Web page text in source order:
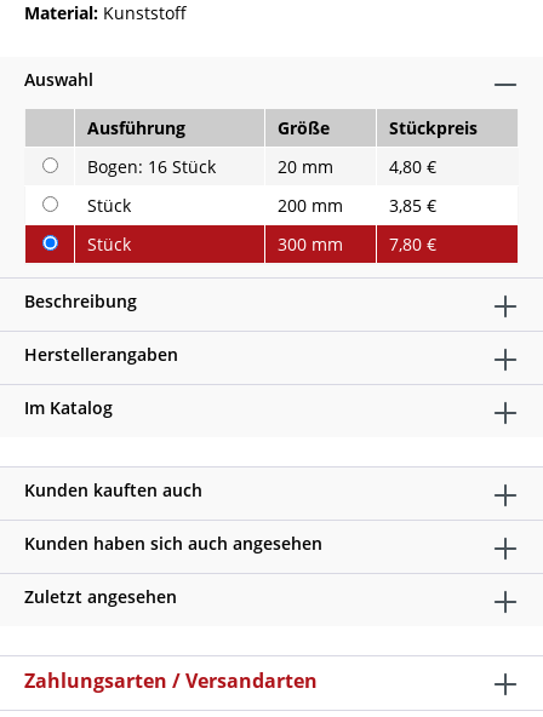
Material: Kunststoff
Auswahl
Ausführung Größe
Stückpreis
Bogen: 16 Stück
20 mm
4,80 €
Stück
200 mm
3,85 €
Stück
300 mm 7,80 €
Beschreibung
Herstellerangaben
Im Katalog
Kunden kauften auch
Kunden haben sich auch angesehen
Zuletzt angesehen
Zahlungsarten / Versandarten